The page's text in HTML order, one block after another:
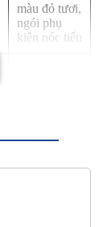
màu đỏ tươi,
ngói phụ
kiện nóc tiểu